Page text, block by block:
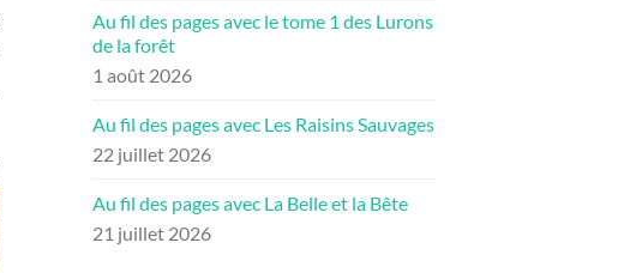
Au fil des pages avec le tome 1 des Lurons
de la forêt
1 août 2026
Au fil des pages avec Les Raisins Sauvages
22 juillet 2026
Au fil des pages avec La Belle et la Bête
21 juillet 2026